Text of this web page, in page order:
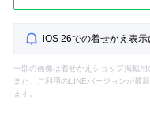
iOS 26での着せかえ表示
一部の画像は着せかえショップ掲載
また、ご利用のLINEバージョンが最
ます。